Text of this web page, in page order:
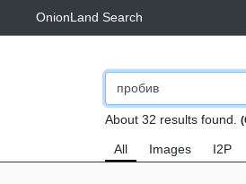
OnionLand Search
About 32 results found.
All Images I2P